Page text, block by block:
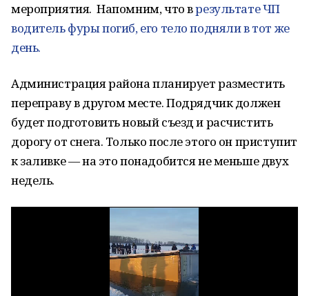
мероприятия. Напомним, что врезультате ЧП
водитель фуры погиб, его тело подняли в тот же
день.
Администрация района планирует разместить
переправу в другом месте. Подрядчик должен
будет подготовить новый съезд и расчистить
дорогу от снега. Только после этого он приступит
к заливке — на это понадобится не меньше двух
недель.